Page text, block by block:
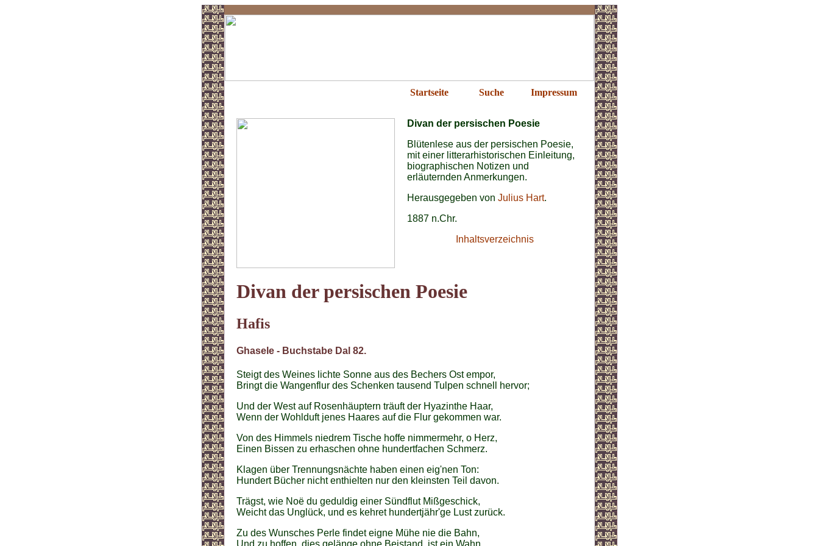
Startseite Suche Impressum
Divan der persischen Poesie
Blütenlese aus der persischen Poesie,
mit einer litterarhistorischen Einleitung,
biographischen Notizen und
erläuternden Anmerkungen.
Herausgegeben von Julius Hart.
1887 n.Chr.
Inhaltsverzeichnis
Divan der persischen Poesie
Hafis
Ghasele - Buchstabe Dal 82.
Steigt des Weines lichte Sonne aus des Bechers Ost empor,
Bringt die Wangenflur des Schenken tausend Tulpen schnell hervor;
Und der West auf Rosenhäuptern träuft der Hyazinthe Haar,
Wenn der Wohlduft jenes Haares auf die Flur gekommen war.
Von des Himmels niedrem Tische hoffe nimmermehr, o Herz,
Einen Bissen zu erhaschen ohne hundertfachen Schmerz.
Klagen über Trennungsnächte haben einen eig'nen Ton:
Hundert Bücher nicht enthielten nur den kleinsten Teil davon.
Trägst, wie Noë du geduldig einer Sündflut Mißgeschick,
Weicht das Unglück, und es kehret hundertjähr'ge Lust zurück.
Zu des Wunsches Perle findet eigne Mühe nie die Bahn,
Und zu hoffen, dies gelänge ohne Beistand, ist ein Wahn.